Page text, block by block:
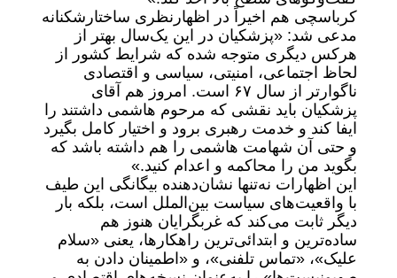
کرباسچی هم اخیراً در اظهارنظری ساختارشکنانه
مدعی شد: «پزشکیان در این یک‌سال بهتر از
هرکس دیگری متوجه شده که شرایط کشور از
لحاظ اجتماعی، امنیتی، سیاسی و اقتصادی
ناگوارتر از سال ۶۷ است. امروز هم آقای
پزشکیان باید نقشی که مرحوم‌ هاشمی داشتند را
ایفا کند و خدمت رهبری برود و اختیار کامل بگیرد
و حتی آن شهامت ‌هاشمی را هم داشته باشد که
بگوید من را محاکمه و اعدام کنید.»
این اظهارات نه‌تنها نشان‌دهنده بیگانگی این طیف
با واقعیت‌های سیاست بین‌الملل است، بلکه بار
دیگر ثابت می‌کند که غربگرایان هنوز هم
ساده‌ترین و ابتدائی‌ترین راهکارها، یعنی «سلام
علیک»، «تماس تلفنی»، و «اطمینان دادن به